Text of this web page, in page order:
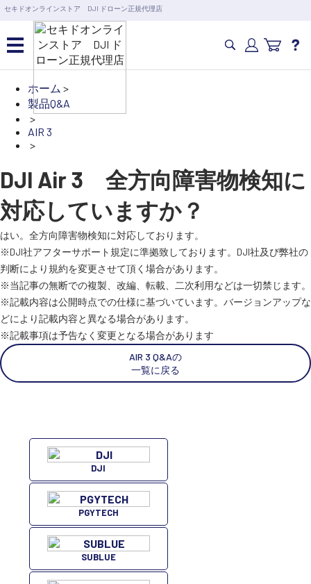
セキドオンラインストア DJI ドローン正規代理店
営業日の15時まで即日出荷
6,000円以上のご購入で送料無料！ポイント1%還元 >>
カメラドローン・生活家電
業務用ドローン・業務関連
製品
水中ドローン(ROV)・水中スクーター
RC・ロボット部品
講習会･国家資格･WEBセミナー
スペシャルコンテンツ
取扱店舗一覧
SEKIDO
コーポレートサイト
SEKIDO 会社概要
ホーム >
製品Q&A
>
AIR 3
>
DJI Air 3 全方向障害物検知に
対応していますか？
はい。全方向障害物検知に対応しております。
※DJI社アフターサポート規定に準拠致しております。DJI社及び弊社の
判断により規約を変更させて頂く場合があります。
※当記事の無断での複製、改編、転載、二次利用などは一切禁じます。
※記載内容は公開時点での仕様に基づいています。バージョンアップな
どにより記載内容と異なる場合があります。
※記載事項は予告なく変更となる場合があります
AIR 3 Q&Aの
一覧に戻る
DJI
PGYTECH
SUBLUE